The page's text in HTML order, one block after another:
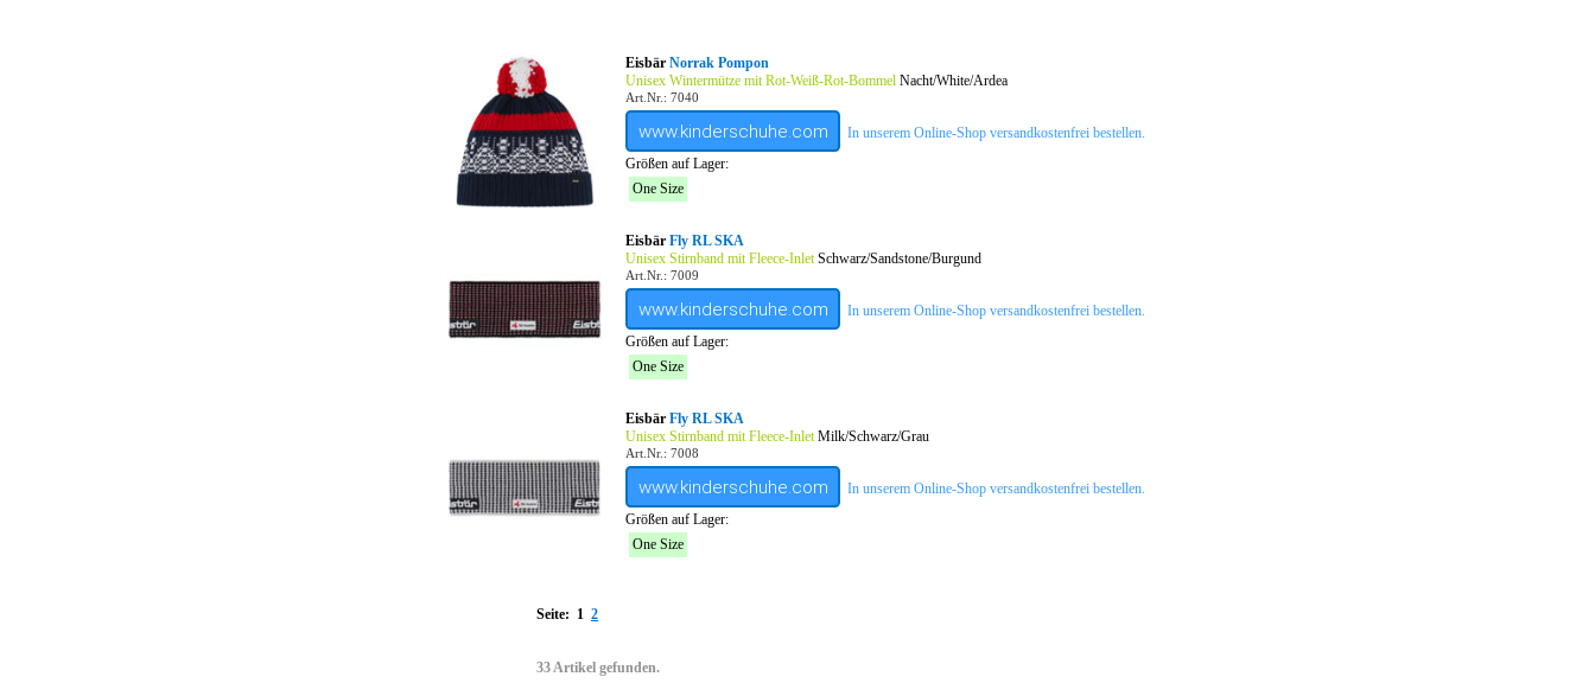
Eisbär Norrak Pompon
Unisex Wintermütze mit Rot-Weiß-Rot-Bommel Nacht/White/Ardea
Art.Nr.: 7040
www.kinderschuhe.com
In unserem Online-Shop versandkostenfrei bestellen.
Größen auf Lager:
One Size
Eisbär Fly RL SKA
Unisex Stirnband mit Fleece-InletSchwarz/Sandstone/Burgund
Art.Nr.: 7009
www.kinderschuhe.com
In unserem Online-Shop versandkostenfrei bestellen.
Größen auf Lager:
One Size
Eisbär Fly RL SKA
Unisex Stirnband mit Fleece-InletMilk/Schwarz/Grau
Art.Nr.: 7008
www.kinderschuhe.com
In unserem Online-Shop versandkostenfrei bestellen.
Größen auf Lager:
One Size
Seite: 1 2
33 Artikel gefunden.